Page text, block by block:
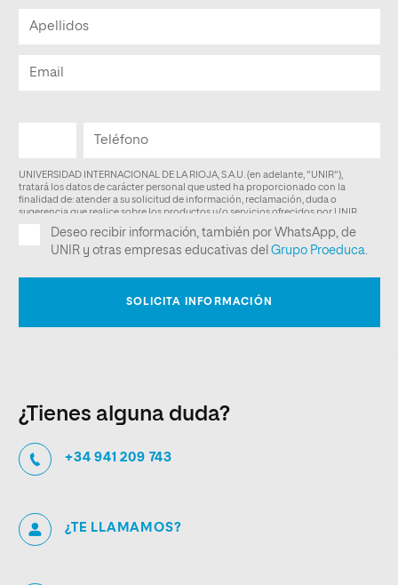
¿Tienes alguna duda?
+34 941 209 743
¿TE LLAMAMOS?